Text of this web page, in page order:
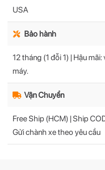
USA
Bảo hành
12 tháng (1 đỗi 1) | Hậu
máy.
Vận Chuyển
Free Ship (HCM) | Ship
Gửi chành xe theo yêu cầu